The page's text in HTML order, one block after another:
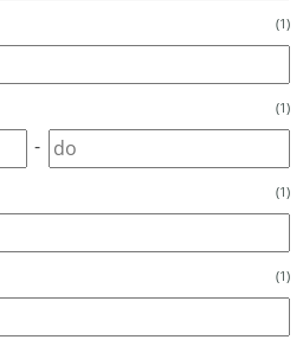
(1)
(1)
-
(1)
(1)